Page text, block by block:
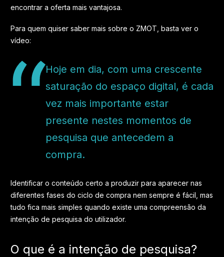
encontrar a oferta mais vantajosa.
Para quem quiser saber mais sobre o ZMOT, basta ver o
vídeo:
Hoje em dia, com uma crescente
saturação do espaço digital, é cada
vez mais importante estar
presente nestes momentos de
pesquisa que antecedem a
compra.
Identificar o conteúdo certo a produzir para aparecer nas
diferentes fases do ciclo de compra nem sempre é fácil, mas
tudo fica mais simples quando existe uma compreensão da
intenção de pesquisa do utilizador.
O que é a intenção de pesquisa?